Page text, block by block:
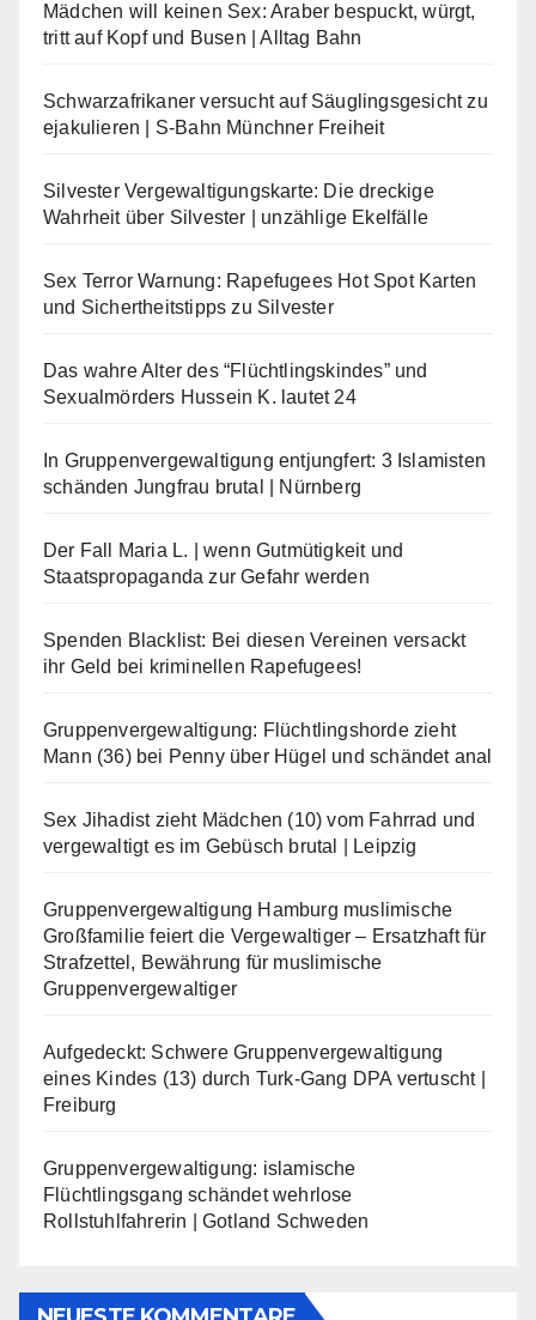
Mädchen will keinen Sex: Araber bespuckt, würgt,
tritt auf Kopf und Busen | Alltag Bahn
Schwarzafrikaner versucht auf Säuglingsgesicht zu
ejakulieren | S-Bahn Münchner Freiheit
Silvester Vergewaltigungskarte: Die dreckige
Wahrheit über Silvester | unzählige Ekelfälle
Sex Terror Warnung: Rapefugees Hot Spot Karten
und Sichertheitstipps zu Silvester
Das wahre Alter des “Flüchtlingskindes” und
Sexualmörders Hussein K. lautet 24
In Gruppenvergewaltigung entjungfert: 3 Islamisten
schänden Jungfrau brutal | Nürnberg
Der Fall Maria L. | wenn Gutmütigkeit und
Staatspropaganda zur Gefahr werden
Spenden Blacklist: Bei diesen Vereinen versackt
ihr Geld bei kriminellen Rapefugees!
Gruppenvergewaltigung: Flüchtlingshorde zieht
Mann (36) bei Penny über Hügel und schändet anal
Sex Jihadist zieht Mädchen (10) vom Fahrrad und
vergewaltigt es im Gebüsch brutal | Leipzig
Gruppenvergewaltigung Hamburg muslimische
Großfamilie feiert die Vergewaltiger – Ersatzhaft für
Strafzettel, Bewährung für muslimische
Gruppenvergewaltiger
Aufgedeckt: Schwere Gruppenvergewaltigung
eines Kindes (13) durch Turk-Gang DPA vertuscht |
Freiburg
Gruppenvergewaltigung: islamische
Flüchtlingsgang schändet wehrlose
Rollstuhlfahrerin | Gotland Schweden